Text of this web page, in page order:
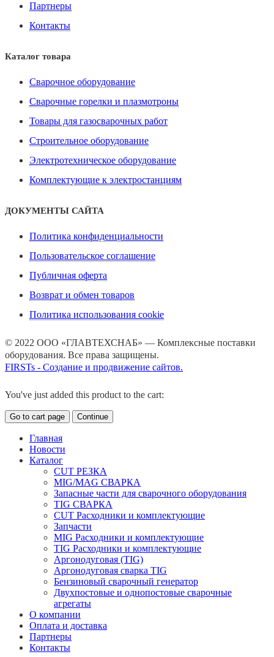
Партнеры
Контакты
Каталог товара
Сварочное оборудование
Сварочные горелки и плазмотроны
Товары для газосварочных работ
Строительное оборудование
Электротехническое оборудование
Комплектующие к электростанциям
ДОКУМЕНТЫ САЙТА
Политика конфиденциальности
Пользовательское соглашение
Публичная оферта
Возврат и обмен товаров
Политика использования cookie
© 2022 ООО «ГЛАВТЕХСНАБ» — Комплексные поставки
оборудования. Все права защищены.
FIRSTs - Создание и продвижение сайтов.
You've just added this product to the cart:
Go to cart page Continue
Главная
Новости
Каталог
CUT РЕЗКА
MIG/MAG СВАРКА
Запасные части для сварочного оборудования
TIG СВАРКА
CUT Расходники и комплектующие
Запчасти
MIG Расходники и комплектующие
TIG Расходники и комплектующие
Аргонодуговая (TIG)
Аргонодуговая сварка TIG
Бензиновый сварочный генератор
Двухпостовые и однопостовые сварочные
агрегаты
О компании
Оплата и доставка
Партнеры
Контакты